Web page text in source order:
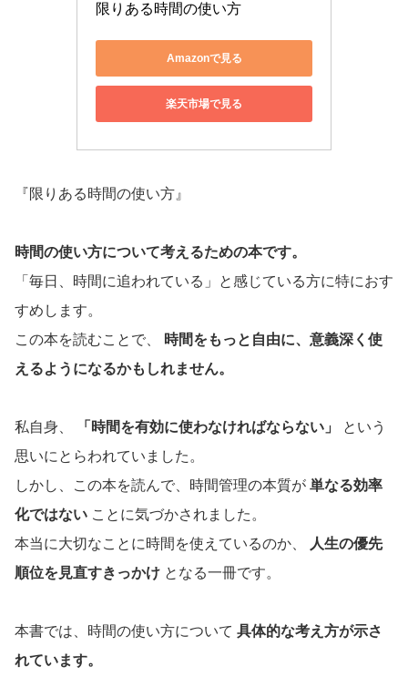
限りある時間の使い方
Amazonで見る
楽天市場で見る
『限りある時間の使い方』
時間の使い方について考えるための本です。
「毎日、時間に追われている」と感じている方に特におす
すめします。
この本を読むことで、
時間をもっと自由に、意義深く使
えるようになるかもしれません。
私自身、 「時間を有効に使わなければならない」
という
思いにとらわれていました。
しかし、この本を読んで、時間管理の本質が 単なる効率
化ではない ことに気づかされました。
本当に大切なことに時間を使えているのか、
人生の優先
順位を見直すきっかけ となる一冊です。
本書では、時間の使い方について 具体的な考え方が示さ
れています。